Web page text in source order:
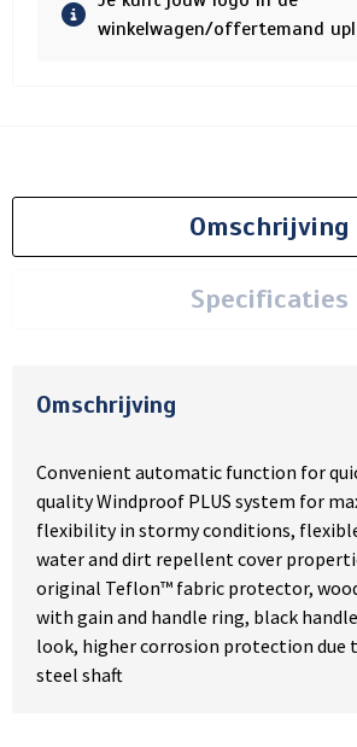
winkelwagen/offertemand
Omschrijving
Specificaties
Omschrijving
Convenient automatic function for
quality Windproof PLUS system for
flexibility in stormy conditions,
water and dirt repellent cover
original Teflon™ fabric protector,
with gain and handle ring, black
look, higher corrosion protection due
steel shaft